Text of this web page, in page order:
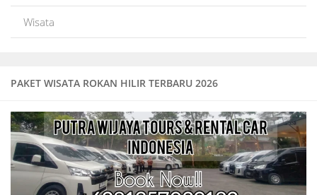
PAKET WISATA ROKAN HILIR TERBARU 2026
Wisata